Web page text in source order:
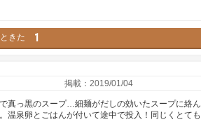
きた 1
掲載：2019/01/04
真っ黒のスープ…細麺がだしの効いたスープに絡
温泉卵とごはんが付いて途中で投入！同じくとて